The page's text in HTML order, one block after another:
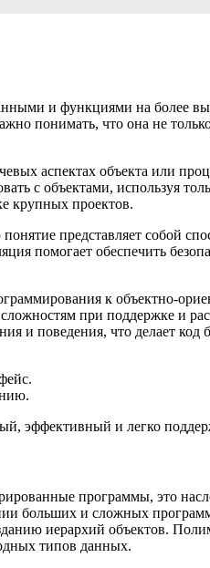
и функциями на более
понимать, что она не
аспектах объекта или
с объектами, используя
крупных проектов.
представляет собой
помогает обеспечить
к объектно-
при поддержке и
и поведения, что делает
эффективный и легко
программы, это
больших и сложных
иерархий объектов.
типов данных.